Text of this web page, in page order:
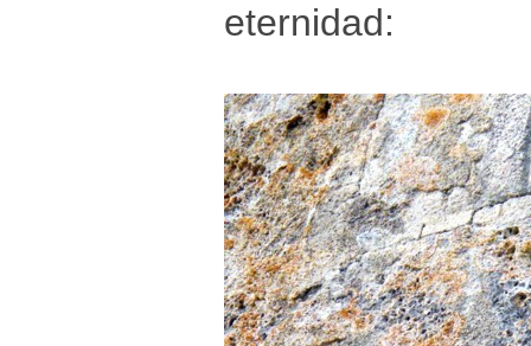
eternidad: